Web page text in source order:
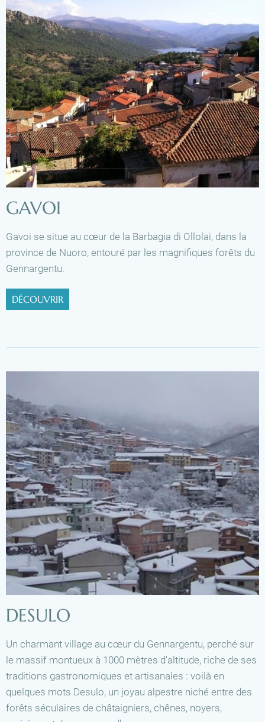
GAVOI
Gavoi se situe au cœur de la Barbagia di Ollolai, dans la
province de Nuoro, entouré par les magnifiques forêts du
Gennargentu.
DÉCOUVRIR
DESULO
Un charmant village au cœur du Gennargentu, perché sur
le massif montueux à 1000 mètres d'altitude, riche de ses
traditions gastronomiques et artisanales : voilà en
quelques mots Desulo, un joyau alpestre niché entre des
forêts séculaires de châtaigniers, chênes, noyers,